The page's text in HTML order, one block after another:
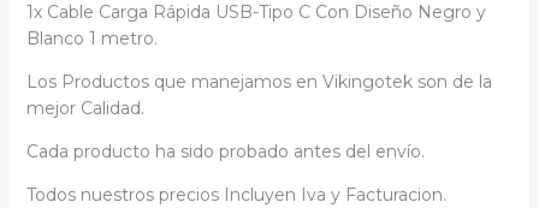
1x Cable Carga Rápida USB-Tipo C Con Diseño Negro y
Blanco 1 metro.
Los Productos que manejamos en Vikingotek son de la
mejor Calidad.
Cada producto ha sido probado antes del envío.
Todos nuestros precios Incluyen Iva y Facturacion.